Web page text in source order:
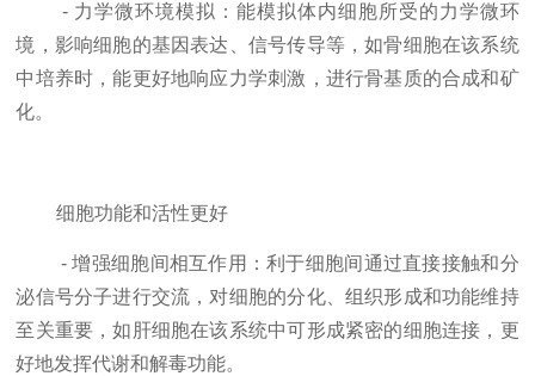
- 力学微环境模拟：能模拟体内细胞所受的力学微环
境，影响细胞的基因表达、信号传导等，如骨细胞在该系统
中培养时，能更好地响应力学刺激，进行骨基质的合成和矿
化。
细胞功能和活性更好
- 增强细胞间相互作用：利于细胞间通过直接接触和分
泌信号分子进行交流，对细胞的分化、组织形成和功能维持
至关重要，如肝细胞在该系统中可形成紧密的细胞连接，更
好地发挥代谢和解毒功能。